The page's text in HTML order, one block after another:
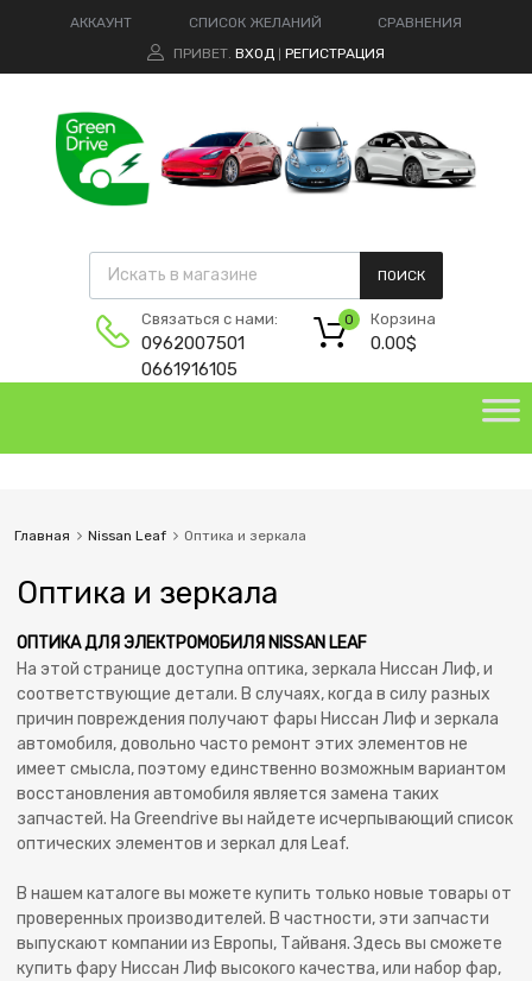
АККАУНТ СПИСОК ЖЕЛАНИЙ
СРАВНЕНИЯ
ПРИВЕТ. ВХОД РЕГИСТРАЦИЯ
ПОИСК
Связаться с нами:
0962007501
0661916105
Корзина
0.00$
0
Главная Nissan Leaf Оптика и зеркала
Оптика и зеркала
ОПТИКА ДЛЯ ЭЛЕКТРОМОБИЛЯ NISSAN LEAF
На этой странице доступна оптика, зеркала Ниссан Лиф, и
соответствующие детали. В случаях, когда в силу разных
причин повреждения получают фары Ниссан Лиф и зеркала
автомобиля, довольно часто ремонт этих элементов не
имеет смысла, поэтому единственно возможным вариантом
восстановления автомобиля является замена таких
запчастей. На Greendrive вы найдете исчерпывающий список
оптических элементов и зеркал для Leaf.
В нашем каталоге вы можете купить только новые товары от
проверенных производителей. В частности, эти запчасти
выпускают компании из Европы, Тайваня. Здесь вы сможете
купить фару Ниссан Лиф высокого качества, или набор фар,